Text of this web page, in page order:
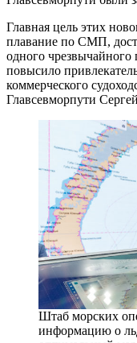
Главная цель этих
плавание по СМП,
одного
повысило
коммерческого
Главсевморпути
Штаб морских
информацию о